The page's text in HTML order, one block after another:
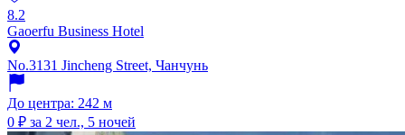
8.2
Gaoerfu Business Hotel
No.3131 Jincheng Street, Чанчунь
До центра: 242 м
0 ₽ за 2 чел., 5 ночей